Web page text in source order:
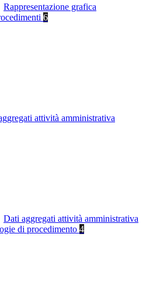
Rappresentazione grafica
6
attività amministrativa
Dati aggregati attività amministrativa
di procedimento 4